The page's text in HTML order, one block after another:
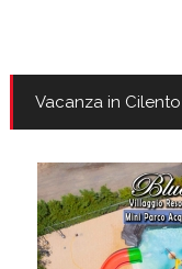
Vacanza in Cilento